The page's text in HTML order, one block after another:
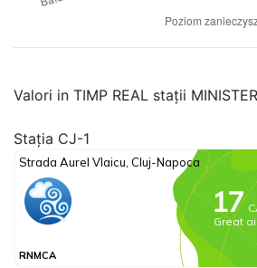
Valori in TIMP REAL stații
Stația CJ-1